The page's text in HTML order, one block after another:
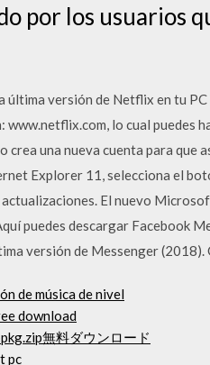
por los usuarios
última versión de Netflix en tu
lo cual puedes
crea una nueva cuenta para que
Explorer 11, selecciona el
actualizaciones. El nuevo
puedes descargar Facebook
versión de Messenger
de música de nivel
download
無料ダウンロード
pc